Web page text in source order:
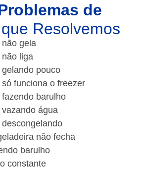
de
que Resolvemos
gela
liga
pouco
funciona o freezer
barulho
água
não fecha
barulho
constante